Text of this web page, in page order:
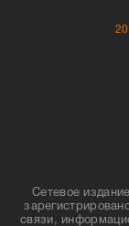
Сетевое
связи,